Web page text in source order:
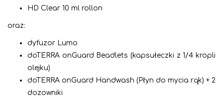
HD Clear 10 ml rollon
oraz:
dyfuzor Lumo
doTERRA onGuard Beadlets (kapsułeczki z 1/4 kropli
olejku)
doTERRA onGuard Handwash (Płyn do mycia rąk) + 2
dozowniki